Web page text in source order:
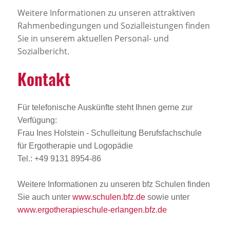
Weitere Informationen zu unseren attraktiven
Rahmenbedingungen und Sozialleistungen finden
Sie in unserem aktuellen Personal- und
Sozialbericht.
Kontakt
Für telefonische Auskünfte steht Ihnen gerne zur
Verfügung:
Frau Ines Holstein - Schulleitung Berufsfachschule
für Ergotherapie und Logopädie
Tel.: +49 9131 8954-86
Weitere Informationen zu unseren bfz Schulen finden
Sie auch unter www.schulen.bfz.desowie unter
www.ergotherapieschule-erlangen.bfz.de